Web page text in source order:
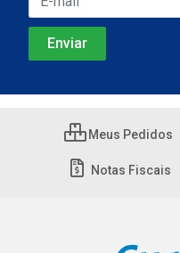
Meus Pedidos
Notas Fiscais